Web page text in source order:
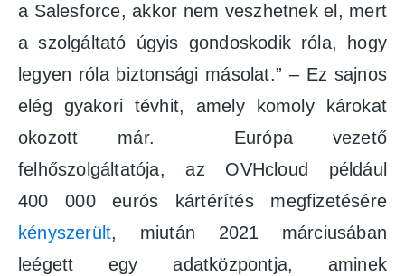
a Salesforce, akkor nem veszhetnek el, mert
a szolgáltató úgyis gondoskodik róla, hogy
legyen róla biztonsági másolat.” – Ez sajnos
elég gyakori tévhit, amely komoly károkat
okozott már. Európa vezető
felhőszolgáltatója, az OVHcloud például
400 000 eurós kártérítés megfizetésére
kényszerült, miután 2021 márciusában
leégett egy adatközpontja, aminek